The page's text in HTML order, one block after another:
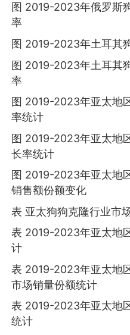
图 2019-2023年俄罗斯
率
图 2019-2023年土耳其
图 2019-2023年土耳其
率
图 2019-2023年亚太地
率统计
图 2019-2023年亚太地
长率统计
图 2019-2023年亚太地
销售额份额变化
表 亚太狗狗克隆行业市
表 2019-2023年亚太地
计
表 2019-2023年亚太地
市场销量份额统计
表 2019-2023年亚太地
统计